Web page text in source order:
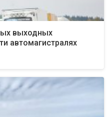
выходных
автомагистралях